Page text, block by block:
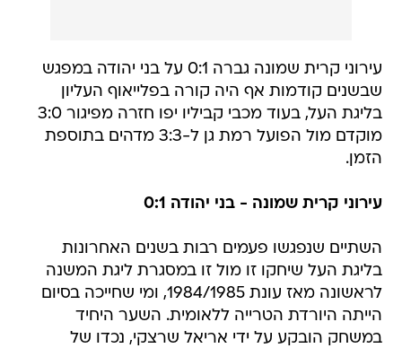
עירוני קרית שמונה גברה 0:1 על בני יהודה במפגש
שבשנים קודמות אף היה קורה בפלייאוף העליון
בליגת העל, בעוד מכבי קביליו יפו חזרה מפיגור 3:0
מוקדם מול הפועל רמת גן ל-3:3 מדהים בתוספת
הזמן.
עירוני קרית שמונה - בני יהודה 0:1
השתיים שנפגשו פעמים רבות בשנים האחרונות
בליגת העל שיחקו זו מול זו במסגרת ליגת המשנה
לראשונה מאז עונת 1984/1985, ומי שחייכה בסיום
הייתה היורדת הטרייה ללאומית. השער היחיד
במשחק הובקע על ידי אריאל שרצקי, נכדו של